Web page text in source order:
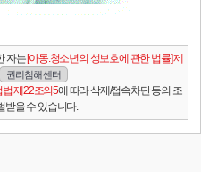
자는[아동.청소년의 성보호에 관한 법률] 제
권리침해 센터
제22조의5에 따라 삭제/접속차단 등의 조
받을 수 있습니다.